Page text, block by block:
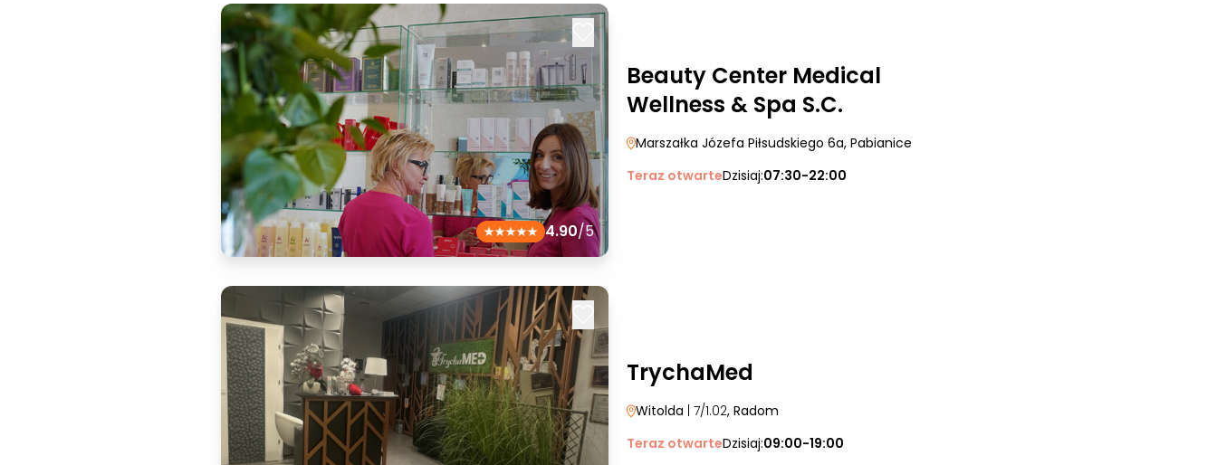
4.90/5
Beauty Center Medical
Wellness & Spa S.C.
Marszałka Józefa Piłsudskiego 6a, Pabianice
Teraz otwarteDzisiaj:07:30-22:00
TrychaMed
Witolda | 7/1.02, Radom
Teraz otwarteDzisiaj:09:00-19:00